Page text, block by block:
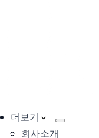
더보기
회사소개